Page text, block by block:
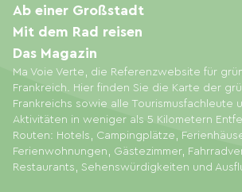
Ma Voie Verte, die Referenzwebsite für
Frankreich. Hier finden Sie die Karte der
Frankreichs sowie alle Tourismusfachleute
Aktivitäten in weniger als 5 Kilometern
Routen: Hotels, Campingplätze,
Ferienwohnungen, Gästezimmer,
Restaurants, Sehenswürdigkeiten und
Ab einer Großstadt
Mit dem Rad reisen
Das Magazin